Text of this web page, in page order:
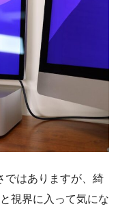
ではありますが、綺
視界に入って気にな